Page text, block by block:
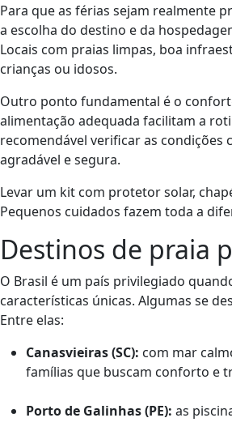
Para que as férias sejam realmente
a escolha do destino e da
Locais com praias limpas, boa
crianças ou idosos.
Outro ponto fundamental é o
alimentação adequada facilitam a
recomendável verificar as condições
agradável e segura.
Levar um kit com protetor solar,
Pequenos cuidados fazem toda a
Destinos de praia
O Brasil é um país privilegiado
características únicas. Algumas se
Entre elas:
Canasvieiras (SC): com mar
famílias que buscam conforto e
Porto de Galinhas (PE): as